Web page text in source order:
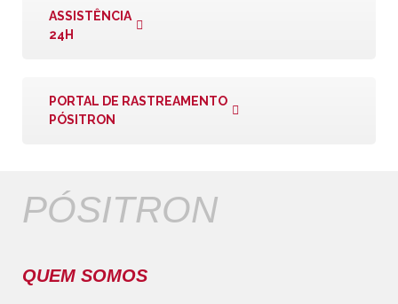
ASSISTÊNCIA
24H
PORTAL DE RASTREAMENTO
PÓSITRON
PÓSITRON
QUEM SOMOS